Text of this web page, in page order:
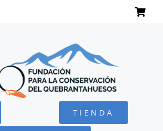
TIENDA